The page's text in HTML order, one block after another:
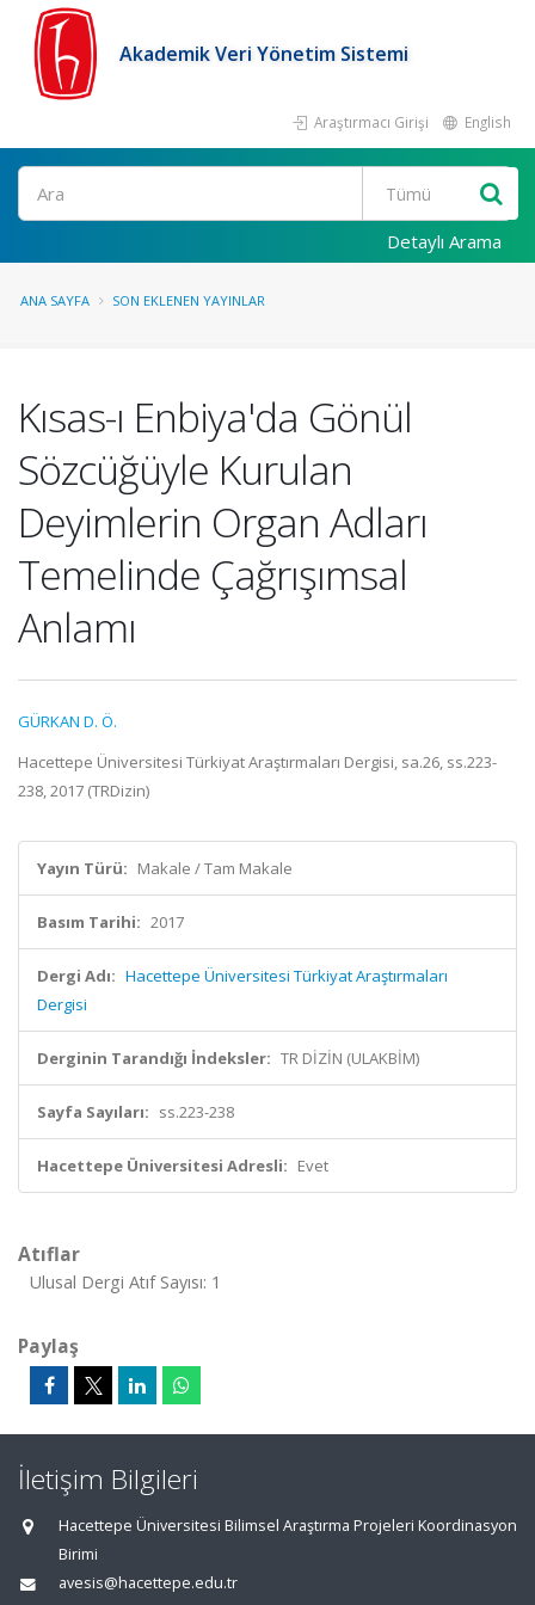
Akademik Veri Yönetim Sistemi
Araştırmacı Girişi English
Ara
Detaylı Arama
ANA SAYFA SON EKLENEN YAYINLAR
Kısas-ı Enbiya'da Gönül
Sözcüğüyle Kurulan
Deyimlerin Organ Adları
Temelinde Çağrışımsal
Anlamı
GÜRKAN D. Ö.
Hacettepe Üniversitesi Türkiyat Araştırmaları Dergisi, sa.26, ss.223-
238, 2017 (TRDizin)
Yayın Türü: Makale / Tam Makale
Basım Tarihi: 2017
Dergi Adı: Hacettepe Üniversitesi Türkiyat Araştırmaları
Dergisi
Derginin Tarandığı İndeksler: TR DİZİN (ULAKBİM)
Sayfa Sayıları: ss.223-238
Hacettepe Üniversitesi Adresli: Evet
Atıflar
Ulusal Dergi Atıf Sayısı: 1
Paylaş
İletişim Bilgileri
Hacettepe Üniversitesi Bilimsel Araştırma Projeleri Koordinasyon
Birimi
avesis@hacettepe.edu.tr